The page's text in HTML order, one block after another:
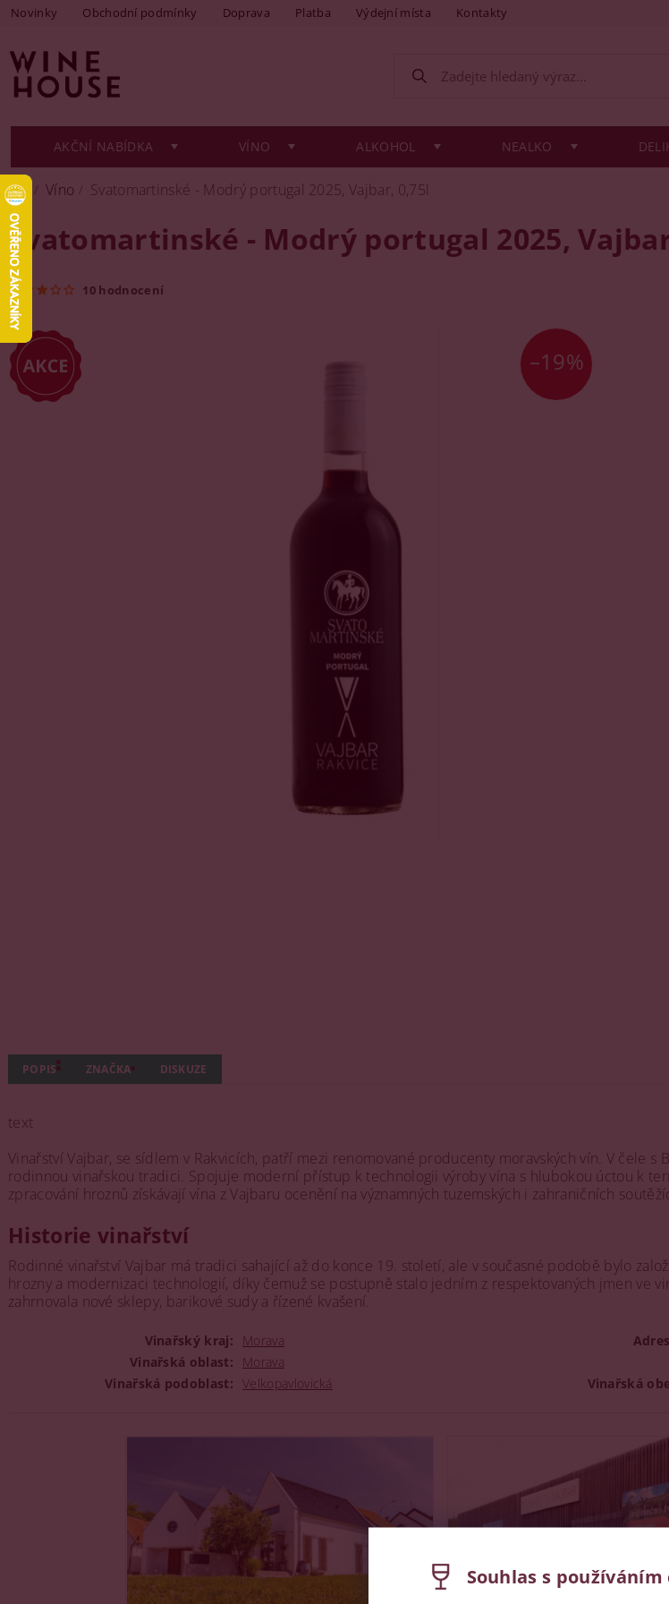
Novinky Obchodní podmínky Doprava Platba Výdejní místa Kontakty
AKČNÍ NABÍDKA VÍNO ALKOHOL NEALKO
Víno Svatomartinské - Modrý portugal 2025, Vajbar, 0,75l
Svatomartinské - Modrý portugal 2025,
10 hodnocení
–19%
POPIS ZNAČKA DISKUZE
text
Vinařství Vajbar, se sídlem v Rakvicích, patří mezi renomované producenty moravských vín. V čele s
rodinnou vinařskou tradici. Spojuje moderní přístup k technologii výroby vína s hlubokou úctou k
zpracování hroznů získávají vína z Vajbaru ocenění na významných tuzemských i zahraničních
Historie vinařství
Rodinné vinařství Vajbar má tradici sahající až do konce 19. století, ale v současné podobě bylo
hrozny a modernizaci technologií, díky čemuž se postupně stalo jedním z respektovaných jmen ve
zahrnovala nové sklepy, barikové sudy a řízené kvašení.
Vinařský kraj: Morava
Vinařská oblast:
Morava
Vinařská podoblast: Velkopavlovická Vinařská
Souhlas s používáním